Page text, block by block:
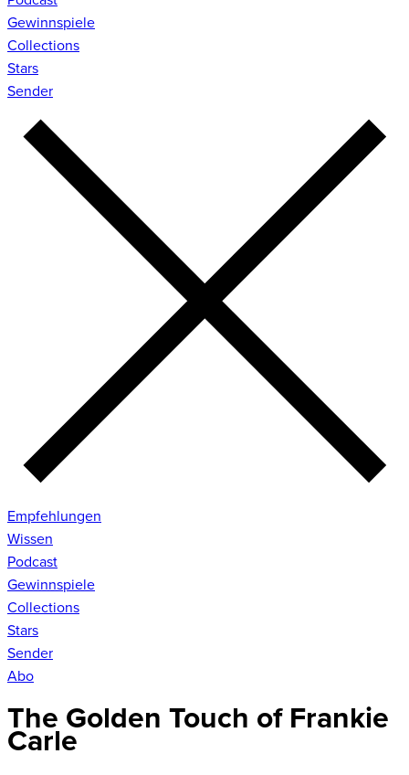
Gewinnspiele
Collections
Stars
Sender
Empfehlungen
Wissen
Podcast
Gewinnspiele
Collections
Stars
Sender
Abo
The Golden Touch of Frankie
Carle